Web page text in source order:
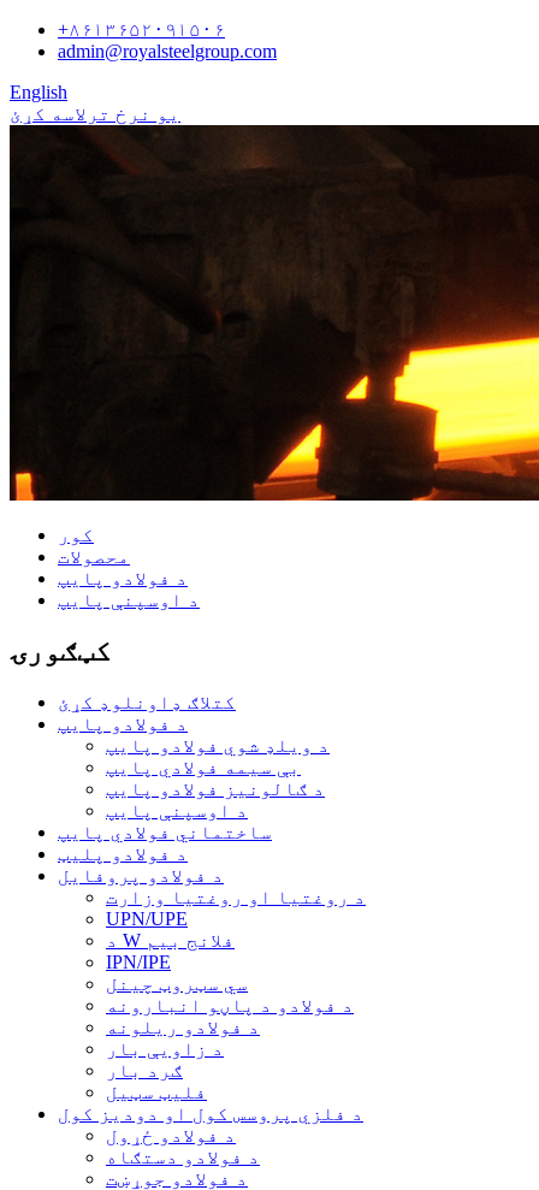
+۸۶۱۳۶۵۲۰۹۱۵۰۶
admin@royalsteelgroup.com
English
یو نرخ ترلاسه کړئ
کور
محصولات
د فولادو پایپ
د اوسپنې پایپ
کټګورۍ
کتلاګ ډاونلوډ کړئ
د فولادو پایپ
د ویلډ شوي فولادو پایپ
بې سیمه فولادي پایپ
د ګالونیز فولادو پایپ
د اوسپنې پایپ
ساختماني فولادي پایپ
د فولادو پلیټ
د فولادو پروفایل
د روغتیا او روغتیا وزارت
UPN/UPE
د W فلانج بیم
IPN/IPE
سي سټروټ چینل
د فولادو د پاڼو انبارونه
د فولادو ریلونه
د زاویې بار
ګرد بار
فلیټ سټیل
د فلزي پروسس کول او دودیز کول
د فولادو ځړول
د فولادو دستګاه
د فولادو جوړښت